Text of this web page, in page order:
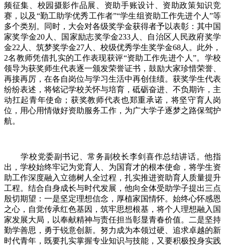
频征集、校园摄影作品展、资助手账设计、资助政策知识竞
赛，以及“勤工助学优秀工作者”“学生组资助工作先进个人”等
多个类别。同时，大会对各级奖学金获得者予以表彰：其中国
家奖学金20人、国家励志奖学金233人、自治区人民政府奖学
金22人、筑梦奖学金27人、校级优秀学生奖学金68人。此外，
2名教师凭借扎实的工作表现获评“资助工作先进个人”。学校
领导为获奖师生代表逐一颁发荣誉证书，鼓励大家珍惜荣誉、
再接再厉，在各自岗位与学习生活中再创佳绩。获奖学生代表
纷纷表述，将铭记学校关怀与培育，砥砺奋进、不负期许，主
动扛起青年使命；获奖教师代表也郑重承诺，将坚守育人岗
位，用心用情做好资助服务工作，为广大学子逐梦之路保驾护
航。
学校党委副书记、常务副校长李剑喜作总结讲话。他指
出，学校始终牢记为党育人、为国育才的根本使命，将学生资
助工作深度融入立德树人全过程，扎实推进资助育人质量提升
工程。结合自身成长与时代发展，他向全体受助学子提出三点
殷切期望：一是坚定理想信念，厚植家国情怀。始终心怀感恩
之心，自觉传承红色基因，筑牢思想根基，将个人理想融入国
家发展大局，以奉献精神与责任担当彰显青春价值。二是坚持
勤学善思，勇于锐意创新。努力成为本领过硬、追求卓越的新
时代青年，既要扎实掌握专业知识与技能，又要积极投身实践